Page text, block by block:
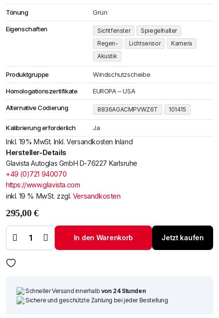
Tönung Grün
Eigenschaften Sichtfenster
Spiegelhalter
Regen-
Lichtsensor
Kamera
Akustik
Produktgruppe Windschutzscheibe
Homologationszertifikate EUROPA – USA
Alternative Codierung 8836AGACMPVWZ6T 101415
Kalibrierung erforderlich Ja
Inkl. 19% MwSt. Inkl. Versandkosten Inland
Hersteller-Details
Glavista Autoglas GmbH D-76227 Karlsruhe
+49 (0)721 940070
https://www.glavista.com
inkl. 19 % MwSt. zzgl. Versandkosten
295,00€
Windschutzscheibe /
Frontscheibe Volvo
V70/XC70 12-
+Spiegelhalter+Regen-
Licht-Sensor+Akustik
In den Warenkorb Jetzt kaufen
Schneller Versand innerhalb von 24 Stunden
Sichere und geschützte Zahlung bei jeder Bestellung